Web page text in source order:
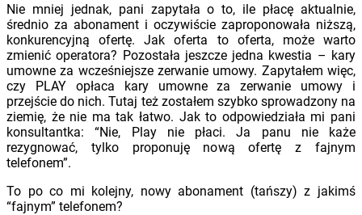
Nie mniej jednak, pani zapytała o to, ile płacę aktualnie,
średnio za abonament i oczywiście zaproponowała niższą,
konkurencyjną ofertę. Jak oferta to oferta, może warto
zmienić operatora? Pozostała jeszcze jedna kwestia – kary
umowne za wcześniejsze zerwanie umowy. Zapytałem więc,
czy PLAY opłaca kary umowne za zerwanie umowy i
przejście do nich. Tutaj też zostałem szybko sprowadzony na
ziemię, że nie ma tak łatwo. Jak to odpowiedziała mi pani
konsultantka: “Nie, Play nie płaci. Ja panu nie każe
rezygnować, tylko proponuję nową ofertę z fajnym
telefonem”.
To po co mi kolejny, nowy abonament (tańszy) z jakimś
“fajnym” telefonem?